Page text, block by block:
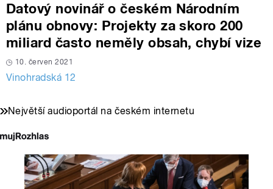
Datový novinář o českém Národním
plánu obnovy: Projekty za skoro 200
miliard často neměly obsah, chybí vize
10. červen 2021
Vinohradská 12
Největší audioportál na českém internetu